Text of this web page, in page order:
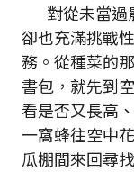
對從未當過
卻也充滿挑戰
務。從種菜的
書包，就先到
看是否又長高
一窩蜂往空中
瓜棚間來回尋